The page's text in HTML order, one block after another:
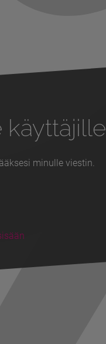
käyttäjille
minulle viestin.